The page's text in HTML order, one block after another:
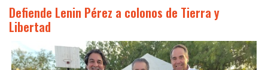
Defiende Lenin Pérez a colonos de Tierra y
Libertad